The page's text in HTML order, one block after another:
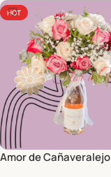
HOT
Amor de Cañaveralejo